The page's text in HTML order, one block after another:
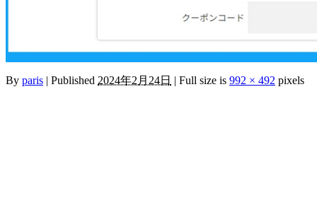
By paris | Published 2024年2月24日 | Full size is 992 × 492 pixels